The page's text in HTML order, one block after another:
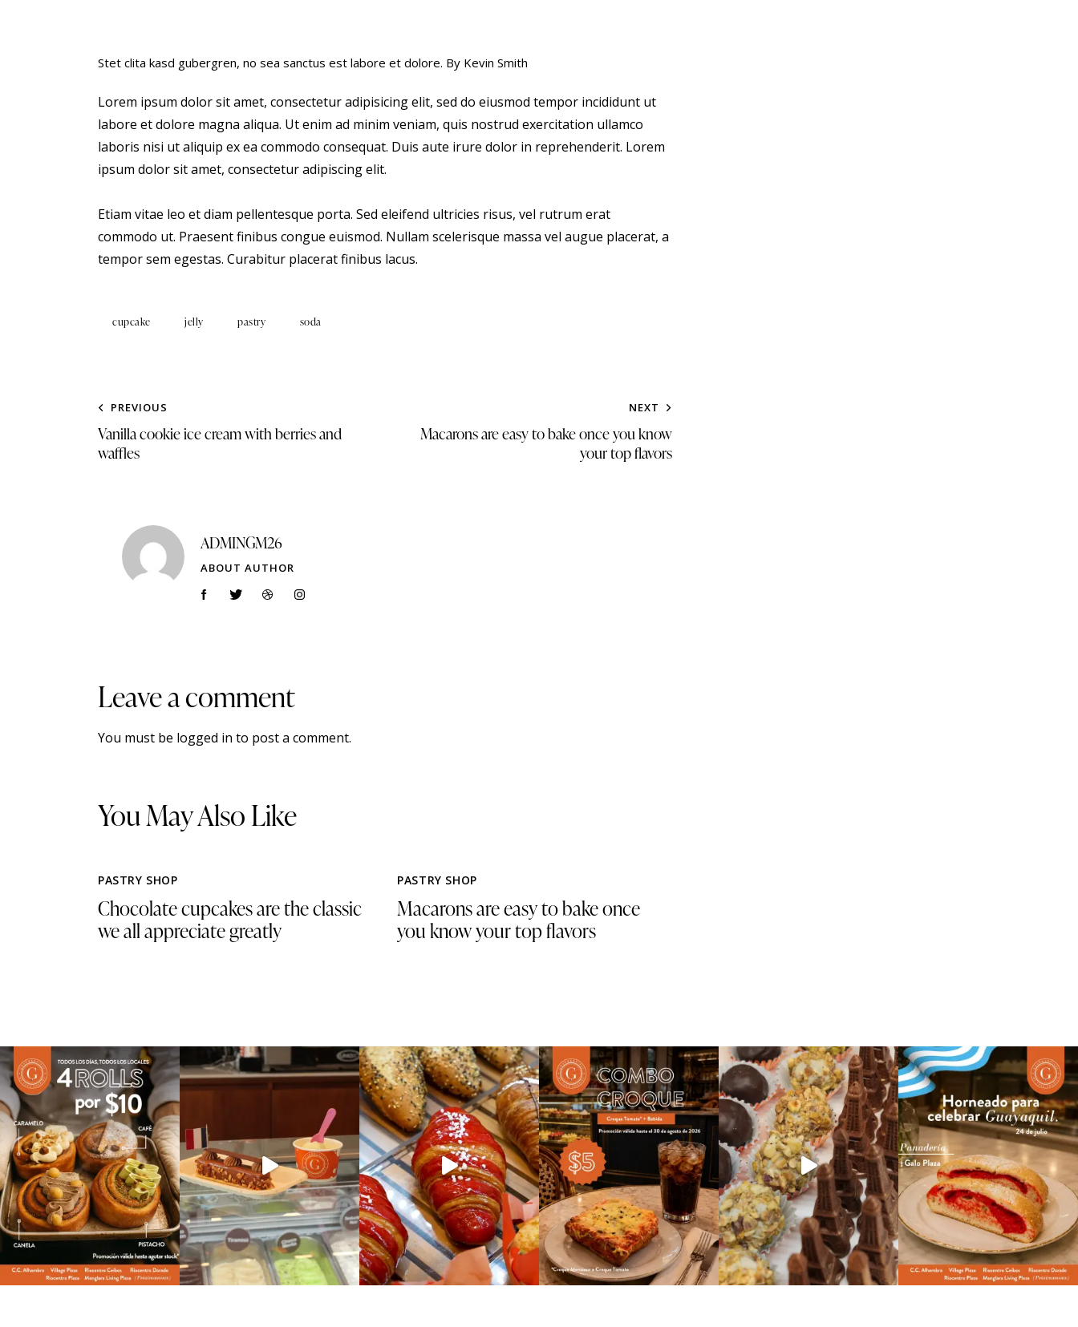
Stet clita kasd gubergren, no sea sanctus est labore et dolore. By Kevin Smith
Lorem ipsum dolor sit amet, consectetur adipisicing elit, sed do eiusmod tempor incididunt ut
labore et dolore magna aliqua. Ut enim ad minim veniam, quis nostrud exercitation ullamco
laboris nisi ut aliquip ex ea commodo consequat. Duis aute irure dolor in reprehenderit. Lorem
ipsum dolor sit amet, consectetur adipiscing elit.
Etiam vitae leo et diam pellentesque porta. Sed eleifend ultricies risus, vel rutrum erat
commodo ut. Praesent finibus congue euismod. Nullam scelerisque massa vel augue placerat, a
tempor sem egestas. Curabitur placerat finibus lacus.
cupcake jelly pastry soda
PREVIOUS
Vanilla cookie ice cream with berries and
waffles
NEXT
Macarons are easy to bake once you know
your top flavors
ADMINGM26
ABOUT AUTHOR
Leave a comment
You must be logged in to post a comment.
You May Also Like
PASTRY SHOP
Chocolate cupcakes are the classic
we all appreciate greatly
PASTRY SHOP
Macarons are easy to bake once
you know your top flavors